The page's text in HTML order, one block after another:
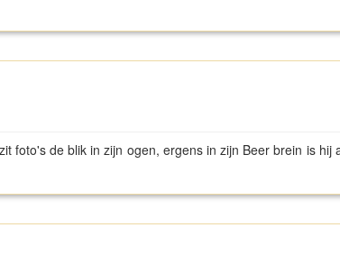
foto's de blik in zijn ogen, ergens in zijn Beer brein is hij